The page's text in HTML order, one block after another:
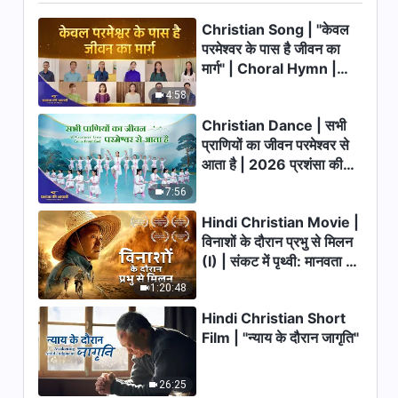
6:22
7:25
Christian Song | राज्य गान (II)
परमेश्वर आ चुका है और परमेश्वर राज्य
करता है
7:57
Christian Song | राज्य | Praise
the Coming of the Kingdom
of Christ
4:58
Christian Song | "केवल
परमेश्वर के पास है जीवन का
मार्ग" | Choral Hymn |
7:56
Christian Dance | सभी
प्राणियों का जीवन परमेश्वर से
आता है | 2026 प्रशंसा की
1:20:48
Hindi Christian Movie |
विनाशों के दौरान प्रभु से मिलन
(I) | संकट में पृथ्वी: मानवता का
26:25
Hindi Christian Short
Film | "न्याय के दौरान जागृति"